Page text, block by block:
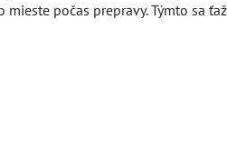
počas prepravy. Týmto sa